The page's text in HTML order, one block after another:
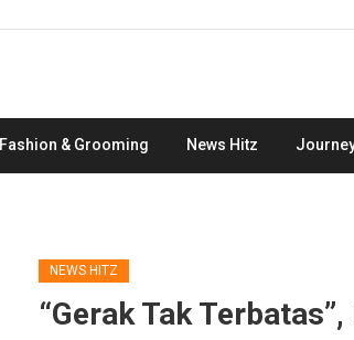
Fashion & Grooming News Hitz
NEWS HITZ
“Gerak Tak